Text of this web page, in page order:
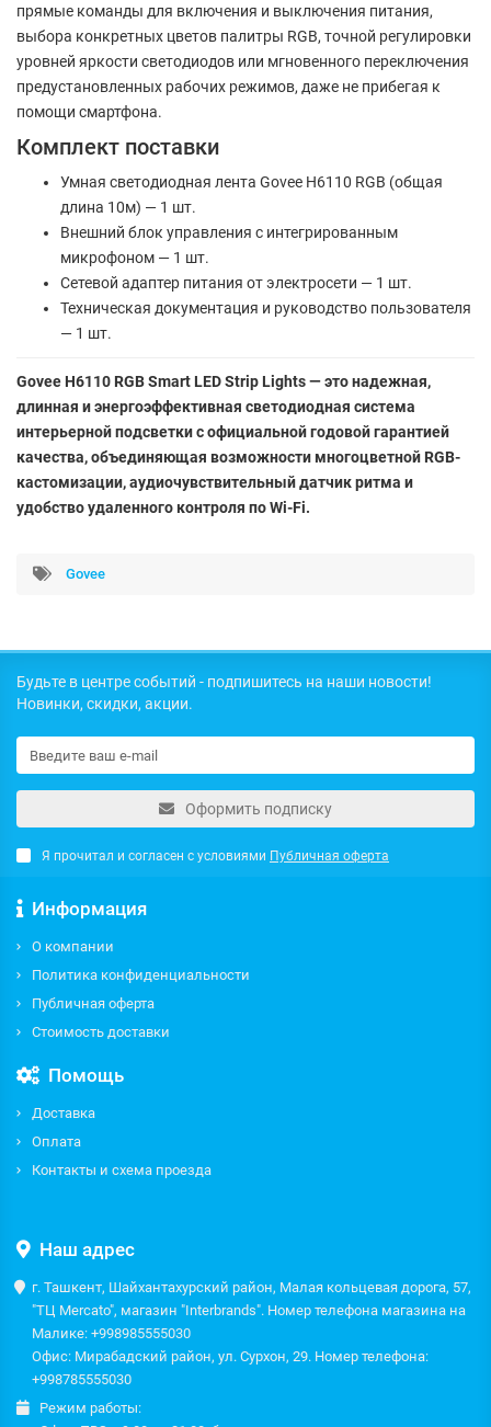
прямые команды для включения и выключения питания,
выбора конкретных цветов палитры RGB, точной регулировки
уровней яркости светодиодов или мгновенного переключения
предустановленных рабочих режимов, даже не прибегая к
помощи смартфона.
Комплект поставки
Умная светодиодная лента Govee H6110 RGB (общая
длина 10м) — 1 шт.
Внешний блок управления с интегрированным
микрофоном — 1 шт.
Сетевой адаптер питания от электросети — 1 шт.
Техническая документация и руководство пользователя
— 1 шт.
Govee H6110 RGB Smart LED Strip Lights — это надежная,
длинная и энергоэффективная светодиодная система
интерьерной подсветки с официальной годовой гарантией
качества, объединяющая возможности многоцветной RGB-
кастомизации, аудиочувствительный датчик ритма и
удобство удаленного контроля по Wi-Fi.
Govee
Будьте в центре событий - подпишитесь на наши новости!
Новинки, скидки, акции.
Оформить подписку
Я прочитал и согласен с условиями Публичная оферта
Информация
О компании
Политика конфиденциальности
Публичная оферта
Стоимость доставки
Помощь
Доставка
Оплата
Контакты и схема проезда
Наш адрес
г. Ташкент, Шайхантахурский район, Малая кольцевая дорога, 57,
"ТЦ Mercato", магазин "Interbrands". Номер телефона магазина на
Малике: +998985555030
Офис: Мирабадский район, ул. Сурхон, 29. Номер телефона:
+998785555030
Режим работы: